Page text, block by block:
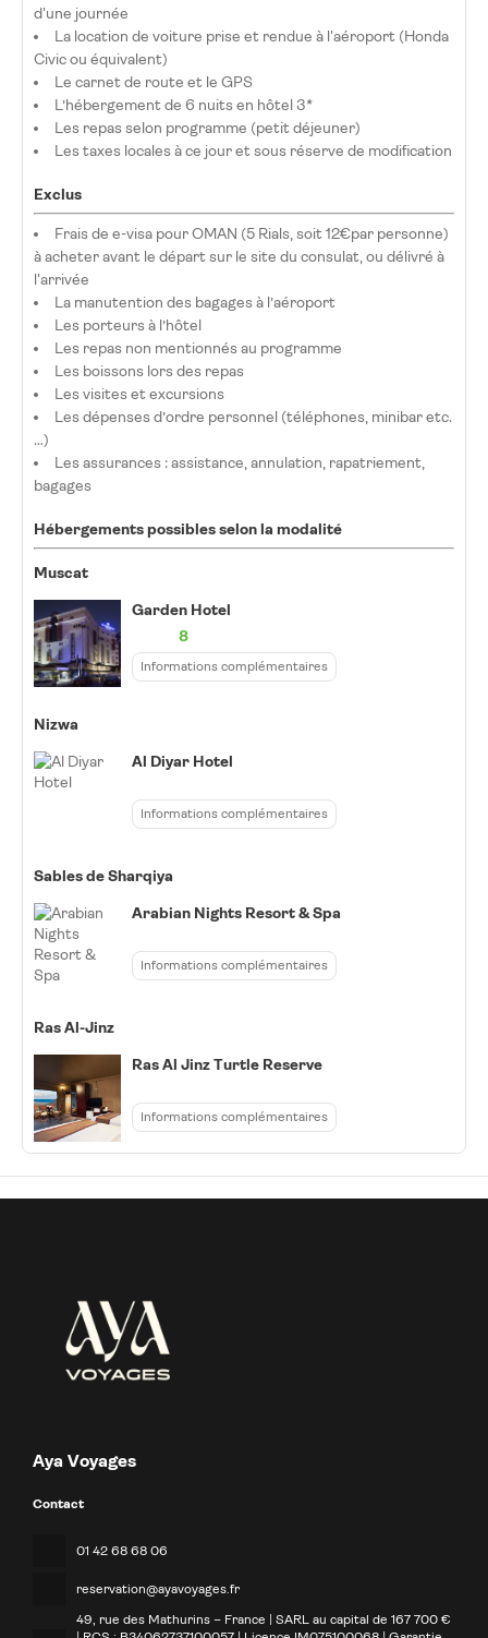
d'une journée
La location de voiture prise et rendue à l'aéroport (Honda
Civic ou équivalent)
Le carnet de route et le GPS
L’hébergement de 6 nuits en hôtel 3*
Les repas selon programme (petit déjeuner)
Les taxes locales à ce jour et sous réserve de modification
Exclus
Frais de e-visa pour OMAN (5 Rials, soit 12€par personne)
à acheter avant le départ sur le site du consulat, ou délivré à
l'arrivée
La manutention des bagages à l’aéroport
Les porteurs à l’hôtel
Les repas non mentionnés au programme
Les boissons lors des repas
Les visites et excursions
Les dépenses d’ordre personnel (téléphones, minibar etc.
…)
Les assurances : assistance, annulation, rapatriement,
bagages
Hébergements possibles selon la modalité
Muscat
Garden Hotel
8
Informations complémentaires
Nizwa
Al Diyar Hotel
Informations complémentaires
Sables de Sharqiya
Arabian Nights Resort & Spa
Informations complémentaires
Ras Al-Jinz
Ras Al Jinz Turtle Reserve
Informations complémentaires
Aya Voyages
Contact
01 42 68 68 06
reservation@ayavoyages.fr
49, rue des Mathurins – France | SARL au capital de 167 700 €